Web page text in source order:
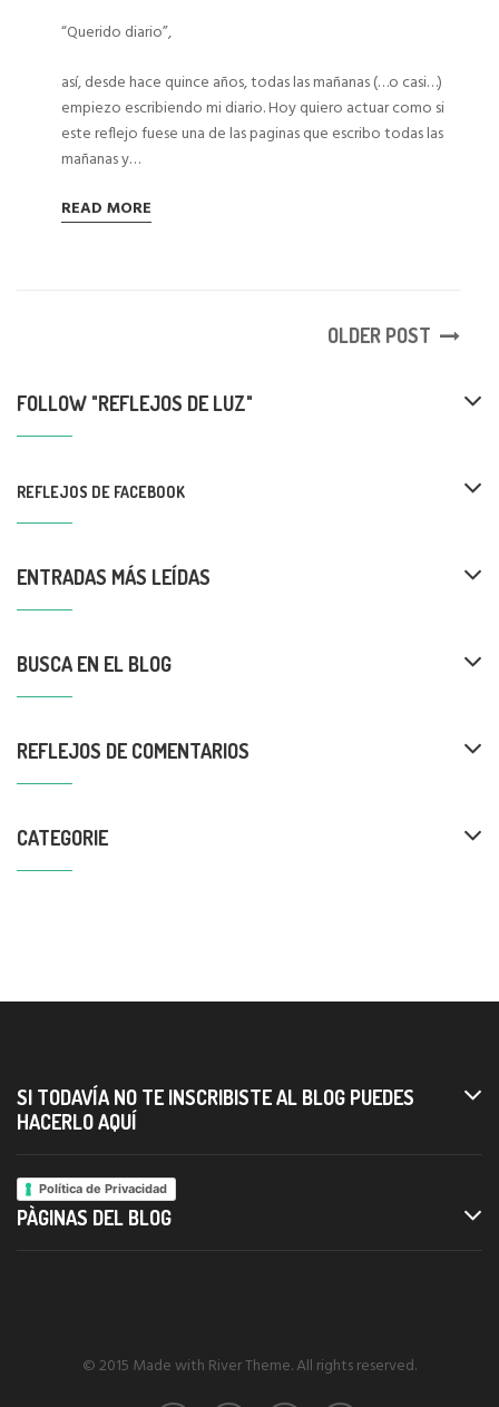
“Querido diario”,
así, desde hace quince años, todas las mañanas (…o casi…)
empiezo escribiendo mi diario. Hoy quiero actuar como si
este reflejo fuese una de las paginas que escribo todas las
mañanas y…
READ MORE
OLDER POST
FOLLOW "REFLEJOS DE LUZ"
REFLEJOS DE FACEBOOK
ENTRADAS MÁS LEÍDAS
BUSCA EN EL BLOG
REFLEJOS DE COMENTARIOS
CATEGORIE
SI TODAVÍA NO TE INSCRIBISTE AL BLOG PUEDES
HACERLO AQUÍ
Política de Privacidad
PÀGINAS DEL BLOG
© 2015 Made with River Theme. All rights reserved.